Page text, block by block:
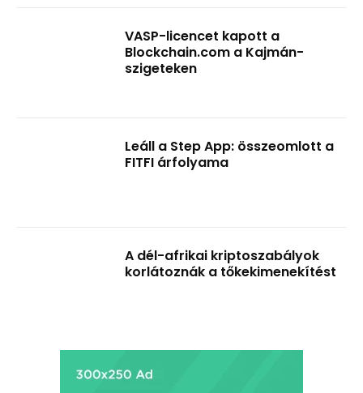
VASP-licencet kapott a
Blockchain.com a Kajmán-
szigeteken
Leáll a Step App: összeomlott a
FITFI árfolyama
A dél-afrikai kriptoszabályok
korlátoznák a tőkekimenekítést